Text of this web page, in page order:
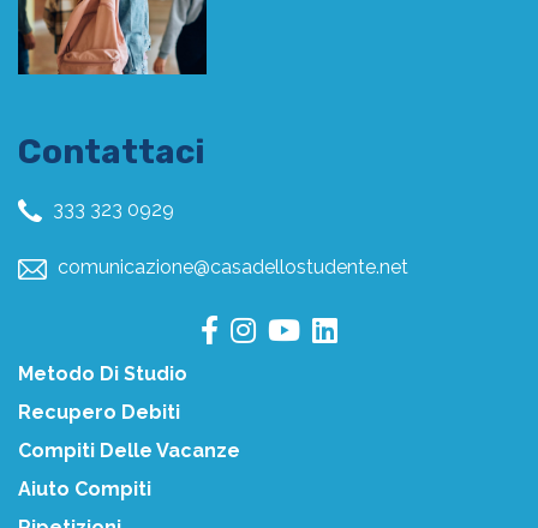
Contattaci
333 323 0929
comunicazione@casadellostudente.net
Metodo Di Studio
Recupero Debiti
Compiti Delle Vacanze
Aiuto Compiti